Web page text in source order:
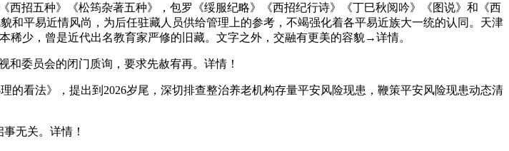
招五种》《松筠杂著五种》，包罗《绥服纪略》《西招纪行诗》《丁巳秋阅吟》《图说》和《西
平易近情风尚，为后任驻藏人员供给管理上的参考，不竭强化着各平易近族大一统的认同。天津
少，曾是近代出名教育家严修的旧藏。文字之外，交融有更美的容貌→详情。
委员会的闭门质询，要求先赦宥再。详情！
看法》，提出到2026岁尾，深切排查整治养老机构存量平安风险现患，鞭策平安风险现患动态清
无关。详情！